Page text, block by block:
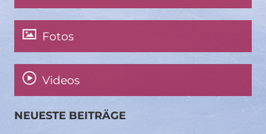
Fotos
Videos
NEUESTE BEITRÄGE